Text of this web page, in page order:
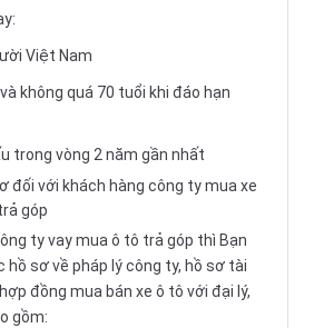
Việt Nam
không quá 70 tuổi khi đáo hạn
trong vòng 2 năm gần nhất
đối với khách hàng công ty mua xe
góp
ty vaymua ô tô trả góp thì Bạn
hồ sơ về pháp lý công ty, hồ sơ tài
đồng mua bán xe ô tô với đại lý,
gồm: